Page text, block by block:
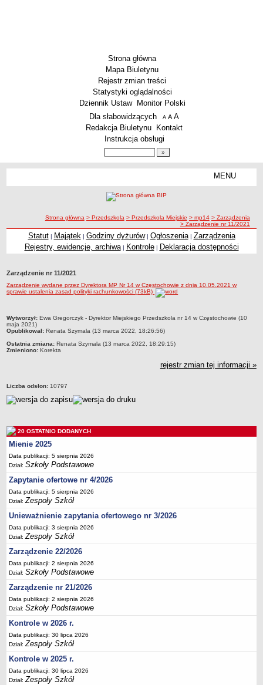
Strona główna
Mapa Biuletynu
Rejestr zmian treści
Statystyki oglądalności
Dziennik Ustaw
Monitor Polski
Menu dodatkowe
Dla słabowidzących A pomniejsz czcionkę
A standardowy rozmiar czcionki
A
Redakcja Biuletynu
Kontakt
Instrukcja obsługi
MENU
Zespoły Szkół
Techniczne Zakłady Naukowe
Przedszkola Miejskie
ARCHIWUM SZKÓŁ I PLACÓWEK
Przekształcone szkoły i placówki
Wielofunkcyjna Placówka
SPECJALNE OŚRODKI SZKOLNO-WYCHOWAWCZE
BURSA MIEJSKA
Dane podstawowe
Majątek
Godziny dyżurów
Ogłoszenie
Zarządzenia
Kontrole
Rejestry, ewidencje, archiwa
Sprawozdania
Deklaracja dostępności
PORADNIE PSYCHOLOGICZNO-PEDAGOGICZNE
Zespół Poradni
BIURO FINANSÓW OŚWIATY
Dane podstawowe
Statut
Majątek
Godziny dyżurów
Ogłoszenia
Zarządzenia
Rejestry, ewidencje, archiwa
ścieżka nawigacji
Strona główna > Przedszkola > Przedszkola Miejskie > mp14 > Zarządzenia
> Zarządzenie nr 11/2021
Statut| Majątek | Godziny dyżurów| Ogłoszenia| Zarządzenia
Rejestry, ewidencje, archiwa| Kontrole| Deklaracja dostępności
Zarządzenie nr 11/2021
Zarządzenie wydane przez Dyrektora MP Nr 14 w Częstochowie z dnia 10.05.2021 w
sprawie ustalenia zasad polityki rachunkowości (73kB)
metryczka
Wytworzył: Ewa Gregorczyk - Dyrektor Miejskiego Przedszkola nr 14 w Częstochowie (10
maja 2021)
Opublikował: Renata Szymala (13 marca 2022, 18:26:56)
Ostatnia zmiana: Renata Szymala (13 marca 2022, 18:29:15)
Zmieniono: Korekta
rejestr zmian tej informacji »
Liczba odsłon: 10797
20 OSTATNIO DODANYCH
Mienie 2025
Data publikacji: 5 sierpnia 2026
Dział:Szkoły Podstawowe
Zapytanie ofertowe nr 4/2026
Data publikacji: 5 sierpnia 2026
Dział:Zespoły Szkół
Unieważnienie zapytania ofertowego nr 3/2026
Data publikacji: 3 sierpnia 2026
Dział:Zespoły Szkół
Zarządzenie 22/2026
Data publikacji: 2 sierpnia 2026
Dział:Szkoły Podstawowe
Zarządzenie nr 21/2026
Data publikacji: 2 sierpnia 2026
Dział:Szkoły Podstawowe
Kontrole w 2026 r.
Data publikacji: 30 lipca 2026
Dział:Zespoły Szkół
Kontrole w 2025 r.
Data publikacji: 30 lipca 2026
Dział:Zespoły Szkół